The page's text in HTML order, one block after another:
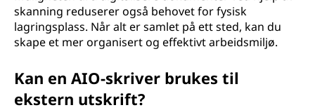
skanning reduserer også behovet for fysisk
lagringsplass. Når alt er samlet på ett sted, kan du
skape et mer organisert og effektivt arbeidsmiljø.
Kan en AIO-skriver brukes til
ekstern utskrift?